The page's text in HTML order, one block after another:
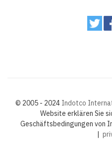
© 2005 - 2024 Indotco
Website erklären Sie
Geschäftsbedingungen von
|